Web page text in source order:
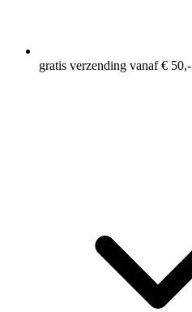
gratis verzending vanaf € 50,-